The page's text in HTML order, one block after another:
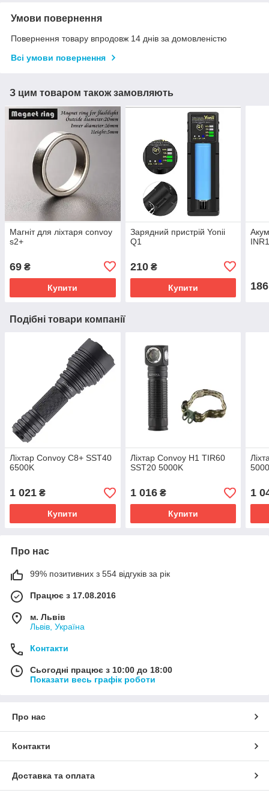
Умови повернення
Повернення товару впродовж 14 днів за домовленістю
Всі умови повернення
З цим товаром також замовляють
Магніт для ліхтаря convoy
s2+
69 ₴
Купити
Зарядний пристрій Yonii
Q1
210₴
Купити 186
Подібні товари компанії
Ліхтар Convoy C8+ SST40
6500K
1 021 ₴
Купити
Ліхтар Convoy H1 TIR60
SST20 5000K
1 016₴
Купити
1
Про нас
99% позитивних з 554 відгуків за рік
Працює з 17.08.2016
м. Львів
Львів, Україна
Контакти
Сьогодні працює з 10:00 до 18:00
Показати весь графік роботи
Про нас
Контакти
Доставка та оплата